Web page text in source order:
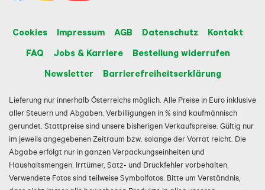
Cookies Impressum AGB Datenschutz
Kontakt
FAQ
Jobs & Karriere
Bestellung widerrufen
Newsletter
Barrierefreiheitserklärung
Lieferung nur innerhalb Österreichs möglich. Alle Preise in Euro inklusive
aller Steuern und Abgaben. Verbilligungen in % sind kaufmännisch
gerundet. Stattpreise sind unsere bisherigen Verkaufspreise. Gültig nur
im jeweils angegebenen Zeitraum bzw. solange der Vorrat reicht. Die
Abgabe erfolgt nur in ganzen Verpackungseinheiten und
Haushaltsmengen. Irrtümer, Satz- und Druckfehler vorbehalten.
Verwendete Fotos sind teilweise Symbolfotos. Bitte um Verständnis,